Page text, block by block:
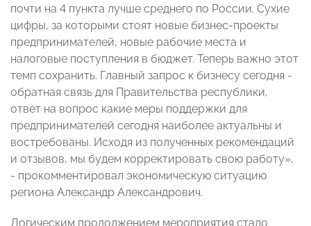
почти на 4 пункта лучше среднего по России. Сухие
цифры, за которыми стоят новые бизнес-проекты
предпринимателей, новые рабочие места и
налоговые поступления в бюджет. Теперь важно этот
темп сохранить. Главный запрос к бизнесу сегодня -
обратная связь для Правительства республики,
ответ на вопрос какие меры поддержки для
предпринимателей сегодня наиболее актуальны и
востребованы. Исходя из полученных рекомендаций
и отзывов, мы будем корректировать свою работу»,
- прокомментировал экономическую ситуацию
региона Александр Александрович.
Логическим продолжением мероприятия стало